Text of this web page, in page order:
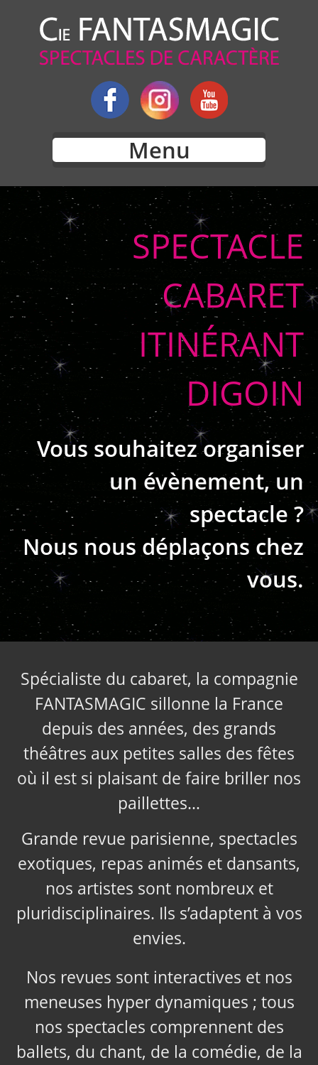
Menu
SPECTACLE
CABARET
ITINÉRANT
DIGOIN
Vous souhaitez organiser
un évènement, un
spectacle ?
Nous nous déplaçons chez
vous.
Spécialiste du cabaret, la compagnie
FANTASMAGIC sillonne la France
depuis des années, des grands
théâtres aux petites salles des fêtes
où il est si plaisant de faire briller nos
paillettes…
Grande revue parisienne, spectacles
exotiques, repas animés et dansants,
nos artistes sont nombreux et
pluridisciplinaires. Ils s’adaptent à vos
envies.
Nos revues sont interactives et nos
meneuses hyper dynamiques ; tous
nos spectacles comprennent des
ballets, du chant, de la comédie, de la